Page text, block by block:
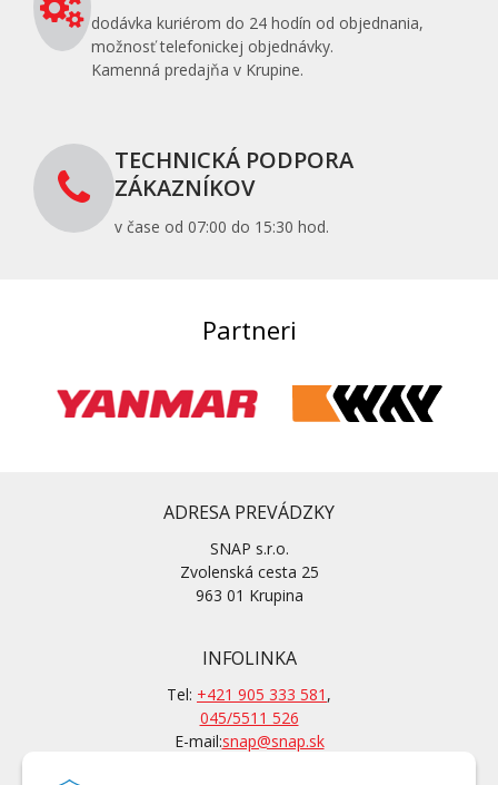
dodávka kuriérom do 24 hodín od objednania,
možnosť telefonickej objednávky.
Kamenná predajňa v Krupine.
TECHNICKÁ PODPORA
ZÁKAZNÍKOV
v čase od 07:00 do 15:30 hod.
Partneri
ADRESA PREVÁDZKY
SNAP s.r.o.
Zvolenská cesta 25
963 01 Krupina
INFOLINKA
Tel: +421 905 333 581 ,
045/5511 526
E-mail:snap@snap.sk